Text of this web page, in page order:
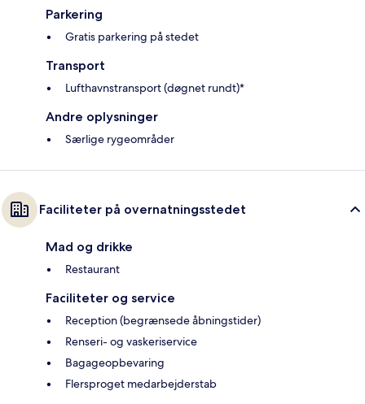
Parkering
Gratis parkering på stedet
Transport
Lufthavnstransport (døgnet rundt)*
Andre oplysninger
Særlige rygeområder
Faciliteter på overnatningsstedet
Mad og drikke
Restaurant
Faciliteter og service
Reception (begrænsede åbningstider)
Renseri- og vaskeriservice
Bagageopbevaring
Flersproget medarbejderstab